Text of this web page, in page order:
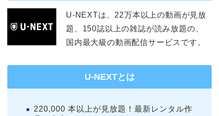
U-NEXTは、22万本以上の動画が見放
題、150誌以上の雑誌が読み放題の、
国内最大級の動画配信サービスです。
U-NEXTとは
220,000 本以上が見放題！最新レンタル作